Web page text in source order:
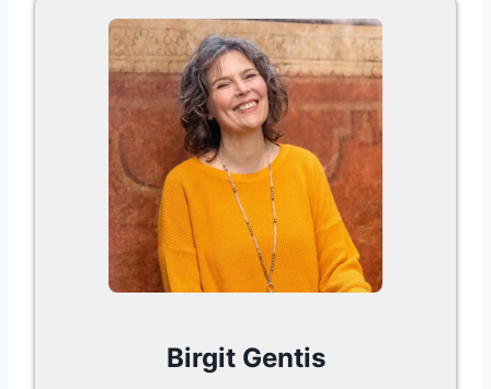
Birgit Gentis